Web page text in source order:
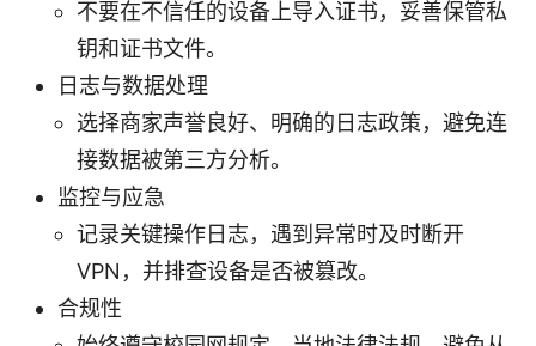
不要在不信任的设备上导入证书，妥善保管私
钥和证书文件。
日志与数据处理
选择商家声誉良好、明确的日志政策，避免连
接数据被第三方分析。
监控与应急
记录关键操作日志，遇到异常时及时断开
VPN，并排查设备是否被篡改。
合规性